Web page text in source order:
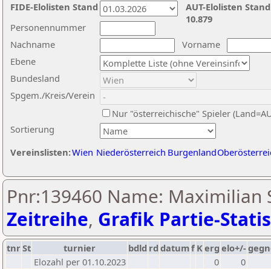
Nachname
Vorname
Ebene
Sortierung
Personennummer
Bundesland
Spgem./Kreis/Verein
Nur "österreichische" Spieler
Vereinslisten:Wien Niederösterreich Burgenland
AUT-Elolisten
10.879
FIDE-Elolisten Stand
Pnr:139460 Name: Maximilian
Zeitreihe, Grafik Partie-
tnrSt turnier bdld rd datumf Kerg elo+/-
Elozahl per 01.10.2023
0
0